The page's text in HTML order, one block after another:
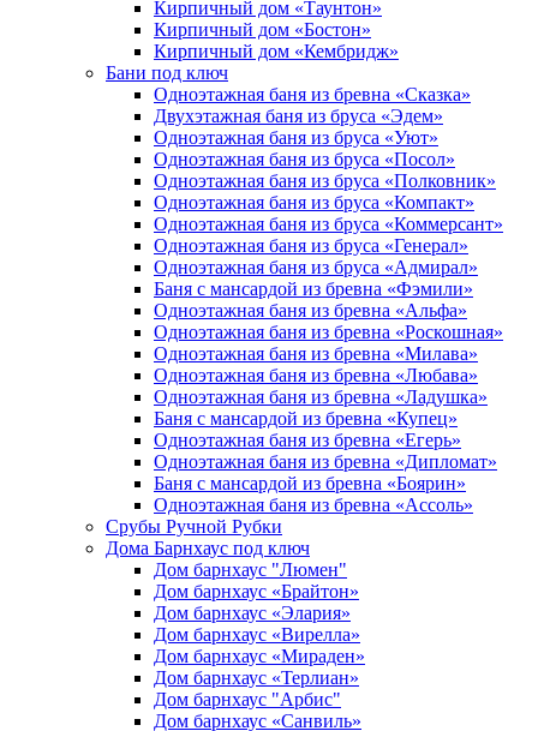
Кирпичный дом «Таунтон»
Кирпичный дом «Бостон»
Кирпичный дом «Кембридж»
Бани под ключ
Одноэтажная баня из бревна «Сказка»
Двухэтажная баня из бруса «Эдем»
Одноэтажная баня из бруса «Уют»
Одноэтажная баня из бруса «Посол»
Одноэтажная баня из бруса «Полковник»
Одноэтажная баня из бруса «Компакт»
Одноэтажная баня из бруса «Коммерсант»
Одноэтажная баня из бруса «Генерал»
Одноэтажная баня из бруса «Адмирал»
Баня с мансардой из бревна «Фэмили»
Одноэтажная баня из бревна «Альфа»
Одноэтажная баня из бревна «Роскошная»
Одноэтажная баня из бревна «Милава»
Одноэтажная баня из бревна «Любава»
Одноэтажная баня из бревна «Ладушка»
Баня с мансардой из бревна «Купец»
Одноэтажная баня из бревна «Егерь»
Одноэтажная баня из бревна «Дипломат»
Баня с мансардой из бревна «Боярин»
Одноэтажная баня из бревна «Ассоль»
Срубы Ручной Рубки
Дома Барнхаус под ключ
Дом барнхаус "Люмен"
Дом барнхаус «Брайтон»
Дом барнхаус «Элария»
Дом барнхаус «Вирелла»
Дом барнхаус «Мираден»
Дом барнхаус «Терлиан»
Дом барнхаус "Арбис"
Дом барнхаус «Санвиль»